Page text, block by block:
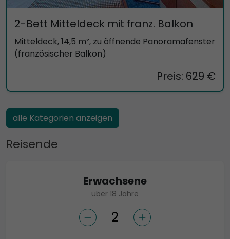
2-Bett Mitteldeck mit franz. Balkon
Mitteldeck, 14,5 m², zu öffnende Panoramafenster
(französischer Balkon)
Preis: 629 €
alle Kategorien anzeigen
Reisende
Erwachsene
über 18 Jahre